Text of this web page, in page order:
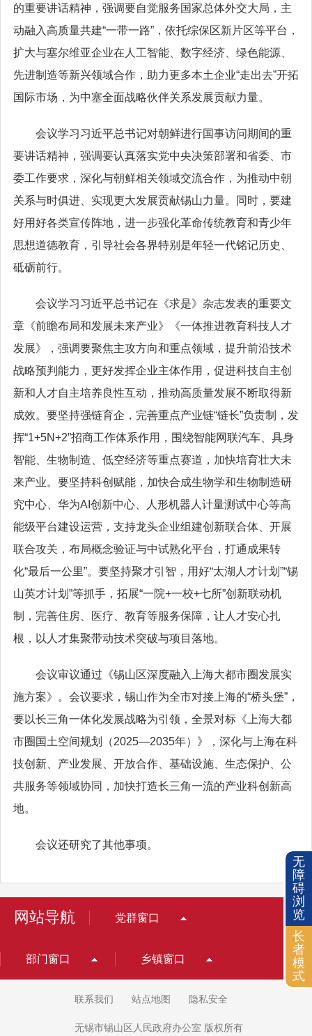
的重要讲话精神，强调要自觉服务国家总体外交大局，主
动融入高质量共建“一带一路”，依托综保区新片区等平台，
扩大与塞尔维亚企业在人工智能、数字经济、绿色能源、
先进制造等新兴领域合作，助力更多本土企业“走出去”开拓
国际市场，为中塞全面战略伙伴关系发展贡献力量。
会议学习习近平总书记对朝鲜进行国事访问期间的重
要讲话精神，强调要认真落实党中央决策部署和省委、市
委工作要求，深化与朝鲜相关领域交流合作，为推动中朝
关系与时俱进、实现更大发展贡献锡山力量。同时，要建
好用好各类宣传阵地，进一步强化革命传统教育和青少年
思想道德教育，引导社会各界特别是年轻一代铭记历史、
砥砺前行。
会议学习习近平总书记在《求是》杂志发表的重要文
章《前瞻布局和发展未来产业》《一体推进教育科技人才
发展》，强调要聚焦主攻方向和重点领域，提升前沿技术
战略预判能力，更好发挥企业主体作用，促进科技自主创
新和人才自主培养良性互动，推动高质量发展不断取得新
成效。要坚持强链育企，完善重点产业链“链长”负责制，发
挥“1+5N+2”招商工作体系作用，围绕智能网联汽车、具身
智能、生物制造、低空经济等重点赛道，加快培育壮大未
来产业。要坚持科创赋能，加快合成生物学和生物制造研
究中心、华为AI创新中心、人形机器人计量测试中心等高
能级平台建设运营，支持龙头企业组建创新联合体、开展
联合攻关，布局概念验证与中试熟化平台，打通成果转
化“最后一公里”。要坚持聚才引智，用好“太湖人才计划”“锡
山英才计划”等抓手，拓展“一院+一校+七所”创新联动机
制，完善住房、医疗、教育等服务保障，让人才安心扎
根，以人才集聚带动技术突破与项目落地。
会议审议通过《锡山区深度融入上海大都市圈发展实
施方案》。会议要求，锡山作为全市对接上海的“桥头堡”，
要以长三角一体化发展战略为引领，全景对标《上海大都
市圈国土空间规划（2025—2035年）》，深化与上海在科
技创新、产业发展、开放合作、基础设施、生态保护、公
共服务等领域协同，加快打造长三角一流的产业科创新高
地。
会议还研究了其他事项。
网站导航 党群窗口
部门窗口 乡镇窗口
联系我们 站点地图 隐私安全
无锡市锡山区人民政府办公室 版权所有
无
障
碍
浏
览
长
者
模
式